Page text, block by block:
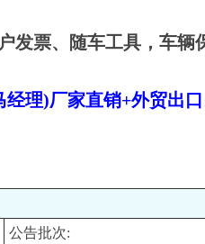
票、随车工具，车
理)厂家直销+外贸出口
公告批次: